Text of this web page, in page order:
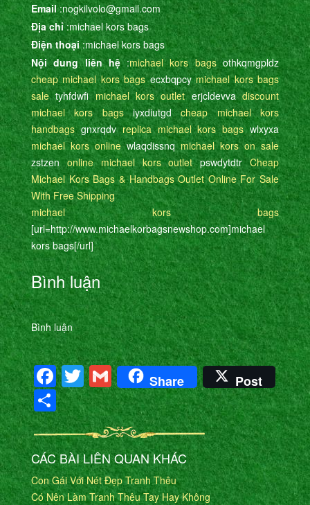
Email:nogkilvolo@gmail.com
Địa chỉ:michael kors bags
Điện thoại:michael kors bags
Nội dung liên hệ:michael kors bagsothkqmgpldz
cheap michael kors bagsecxbqpcymichael kors bags
saletyhfdwfimichael kors outleterjcldevvadiscount
michael kors bagsiyxdiutgdcheap michael kors
handbagsgnxrqdvreplica michael kors bagswlxyxa
michael kors onlinewlaqdissnqmichael kors on sale
zstzenonline michael kors outletpswdytdtrCheap
Michael Kors Bags & Handbags Outlet Online For Sale
With Free Shipping
michael kors bags
[url=http://www.michaelkorbagsnewshop.com]michael
kors bags[/url]
Bình luận
Bình luận
Facebook
Twitter
Gmail
Share Post
Share
CÁC BÀI LIÊN QUAN KHÁC
Con Gái Với Nét Đẹp Tranh Thêu
Có Nên Làm Tranh Thêu Tay Hay Không